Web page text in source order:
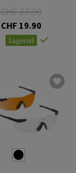
CHF 27.90
CHF 19.90
Lagernd